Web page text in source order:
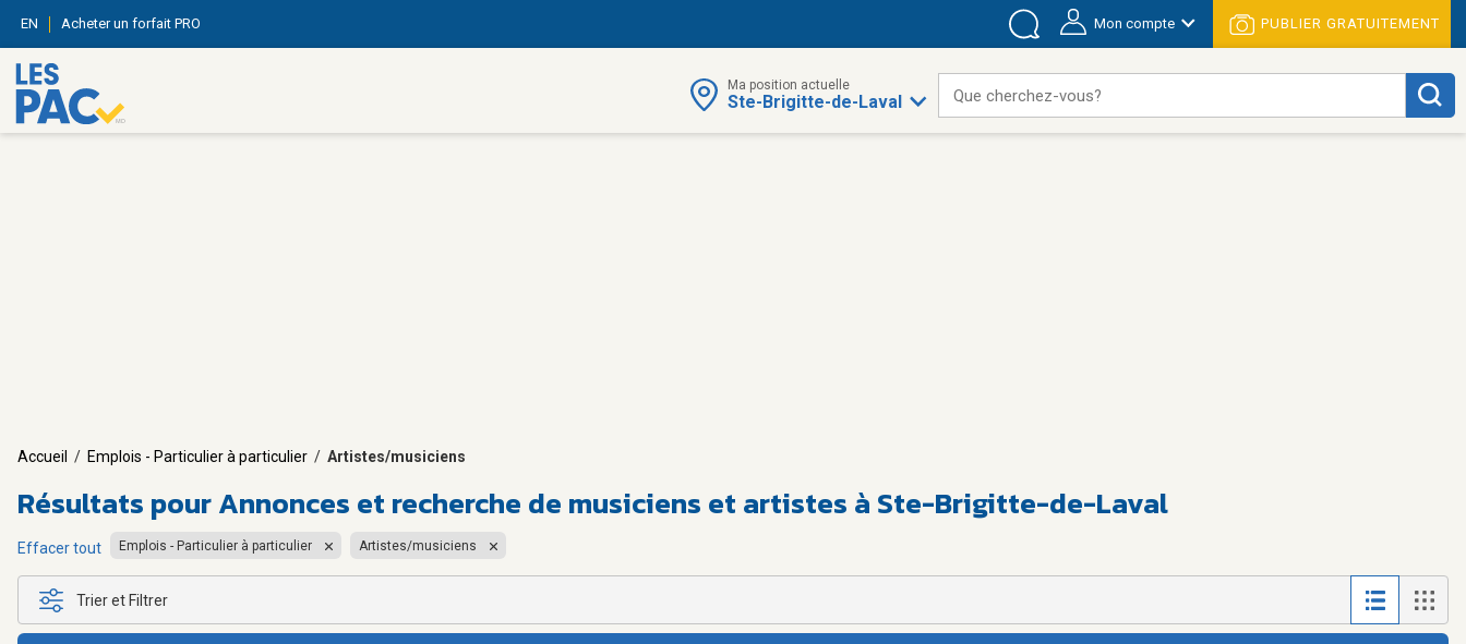
EN Acheter un forfait PRO Mon compte PUBLIER GRATUITEMENT
Ma position actuelle
Ste-Brigitte-de-Laval Que cherchez-vous?
Accueil / Emplois - Particulier à particulier / Artistes/musiciens
Résultats pourAnnonces et recherche de musiciens et artistes à Ste-Brigitte-de-Laval
Effacer tout Emplois - Particulier à particulier Artistes/musiciens
Trier et Filtrer